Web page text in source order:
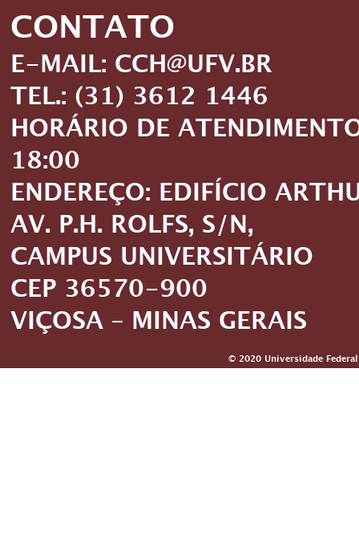
CONTATO
E-MAIL: CCH@UFV.BR
TEL.: (31) 3612 1446
HORÁRIO DE
18:00
ENDEREÇO: EDIFÍCIO
AV. P.H. ROLFS, S/N,
CAMPUS UNIVERSITÁRIO
CEP 36570-900
VIÇOSA – MINAS GERAIS
© 2020 Universidade